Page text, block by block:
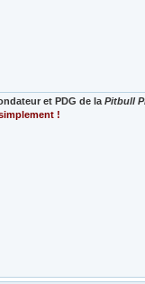
et PDG de la Pitbull
!